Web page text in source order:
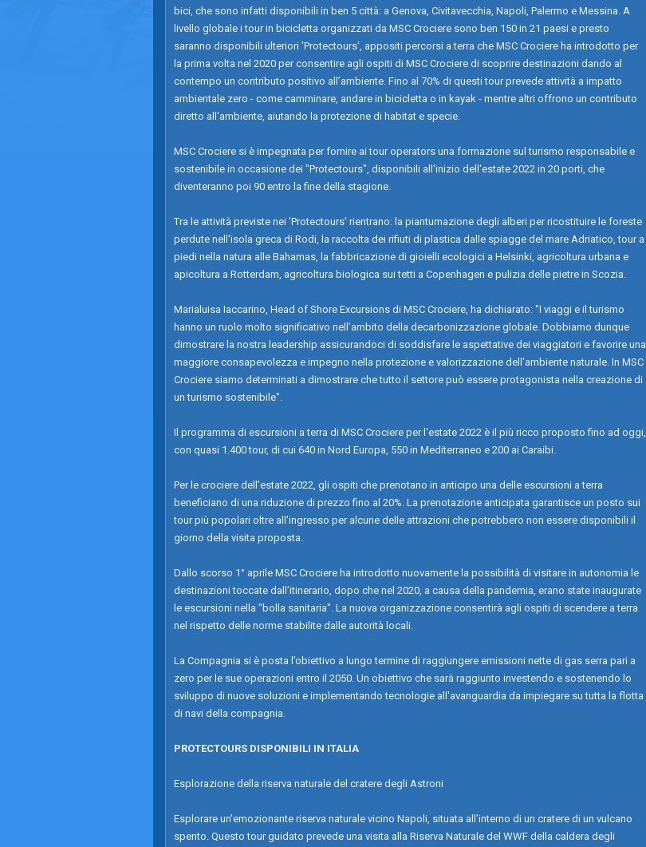
bici, che sono infatti disponibili in ben 5 città: a Genova, Civitavecchia, Napoli, Palermo e Messina. A
livello globale i tour in bicicletta organizzati da MSC Crociere sono ben 150 in 21 paesi e presto
saranno disponibili ulteriori 'Protectours', appositi percorsi a terra che MSC Crociere ha introdotto per
la prima volta nel 2020 per consentire agli ospiti di MSC Crociere di scoprire destinazioni dando al
contempo un contributo positivo all’ambiente. Fino al 70% di questi tour prevede attività a impatto
ambientale zero - come camminare, andare in bicicletta o in kayak - mentre altri offrono un contributo
diretto all'ambiente, aiutando la protezione di habitat e specie.
MSC Crociere si è impegnata per fornire ai tour operators una formazione sul turismo responsabile e
sostenibile in occasione dei "Protectours", disponibili all'inizio dell'estate 2022 in 20 porti, che
diventeranno poi 90 entro la fine della stagione.
Tra le attività previste nei 'Protectours' rientrano: la piantumazione degli alberi per ricostituire le foreste
perdute nell'isola greca di Rodi, la raccolta dei rifiuti di plastica dalle spiagge del mare Adriatico, tour a
piedi nella natura alle Bahamas, la fabbricazione di gioielli ecologici a Helsinki, agricoltura urbana e
apicoltura a Rotterdam, agricoltura biologica sui tetti a Copenhagen e pulizia delle pietre in Scozia.
Marialuisa Iaccarino, Head of Shore Excursions di MSC Crociere, ha dichiarato: "I viaggi e il turismo
hanno un ruolo molto significativo nell’ambito della decarbonizzazione globale. Dobbiamo dunque
dimostrare la nostra leadership assicurandoci di soddisfare le aspettative dei viaggiatori e favorire una
maggiore consapevolezza e impegno nella protezione e valorizzazione dell'ambiente naturale. In MSC
Crociere siamo determinati a dimostrare che tutto il settore può essere protagonista nella creazione di
un turismo sostenibile".
Il programma di escursioni a terra di MSC Crociere per l'estate 2022 è il più ricco proposto fino ad oggi,
con quasi 1.400 tour, di cui 640 in Nord Europa, 550 in Mediterraneo e 200 ai Caraibi.
Per le crociere dell’estate 2022, gli ospiti che prenotano in anticipo una delle escursioni a terra
beneficiano di una riduzione di prezzo fino al 20%. La prenotazione anticipata garantisce un posto sui
tour più popolari oltre all'ingresso per alcune delle attrazioni che potrebbero non essere disponibili il
giorno della visita proposta.
Dallo scorso 1° aprile MSC Crociere ha introdotto nuovamente la possibilità di visitare in autonomia le
destinazioni toccate dall’itinerario, dopo che nel 2020, a causa della pandemia, erano state inaugurate
le escursioni nella "bolla sanitaria". La nuova organizzazione consentirà agli ospiti di scendere a terra
nel rispetto delle norme stabilite dalle autorità locali.
La Compagnia si è posta l’obiettivo a lungo termine di raggiungere emissioni nette di gas serra pari a
zero per le sue operazioni entro il 2050. Un obiettivo che sarà raggiunto investendo e sostenendo lo
sviluppo di nuove soluzioni e implementando tecnologie all'avanguardia da impiegare su tutta la flotta
di navi della compagnia.
PROTECTOURS DISPONIBILI IN ITALIA
Esplorazione della riserva naturale del cratere degli Astroni
Esplorare un'emozionante riserva naturale vicino Napoli, situata all’interno di un cratere di un vulcano
spento. Questo tour guidato prevede una visita alla Riserva Naturale del WWF della caldera degli